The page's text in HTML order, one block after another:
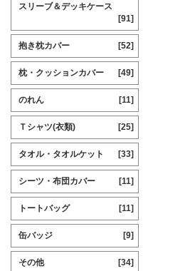
スリーブ＆デッキケース
[91]
抱き枕カバー [52]
枕・クッションカバー [49]
のれん [11]
Ｔシャツ(衣類) [25]
タオル・タオルケット [33]
シーツ・布団カバー [11]
トートバッグ [11]
缶バッジ [9]
その他 [34]